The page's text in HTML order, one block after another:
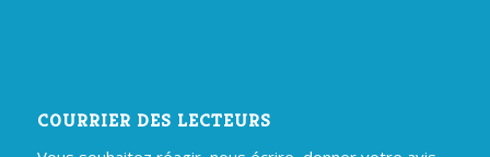
COURRIER DES LECTEURS